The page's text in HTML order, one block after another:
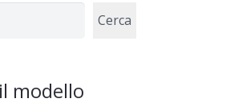
Cerca
modello